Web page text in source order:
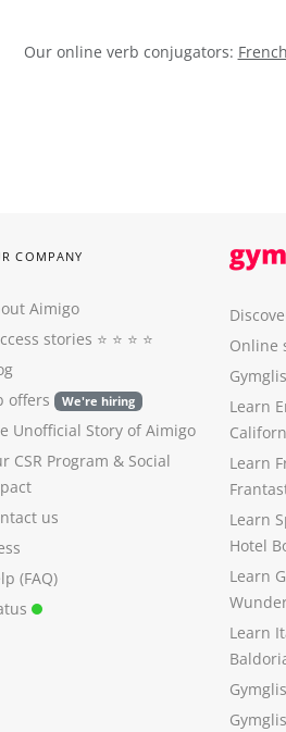
Our online verb conjugators:
COMPANY
Aimigo
stories ⭐️ ⭐️ ⭐️ ⭐️
offers
We're hiring
Unofficial Story of Aimigo
CSR Program & Social
us
(FAQ)
Online
Learn
Learn
Learn
Hotel
Learn
Learn